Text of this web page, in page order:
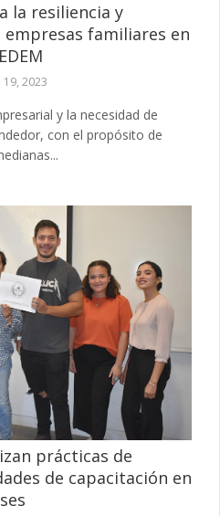
la resiliencia y
familiares en
19, 2023
y la necesidad de
con el propósito de
prácticas de
de capacitación en